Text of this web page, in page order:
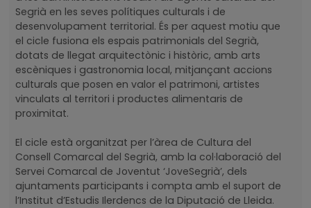
Segrià en les seves polítiques culturals i de
desenvolupament territorial. És per aquest motiu que
el cicle fusiona els espais patrimonials del Segrià,
dotats de llegat arquitectònic i històric, amb arts
escèniques i gastronomia local, mitjançant accions
culturals que posen en valor el patrimoni, artistes
vinculats al territori i productes alimentaris de
proximitat.
El cicle està organitzat per l’àrea de Cultura del
Consell Comarcal del Segrià, amb la col·laboració del
Servei Comarcal de Joventut ‘JoveSegrià’, dels
ajuntaments participants i compta amb el suport de
l’Institut d’Estudis Ilerdencs de la Diputació de Lleida.